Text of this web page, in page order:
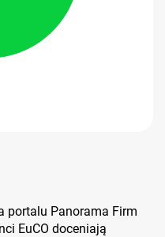
portalu Panorama Firm
EuCO doceniają